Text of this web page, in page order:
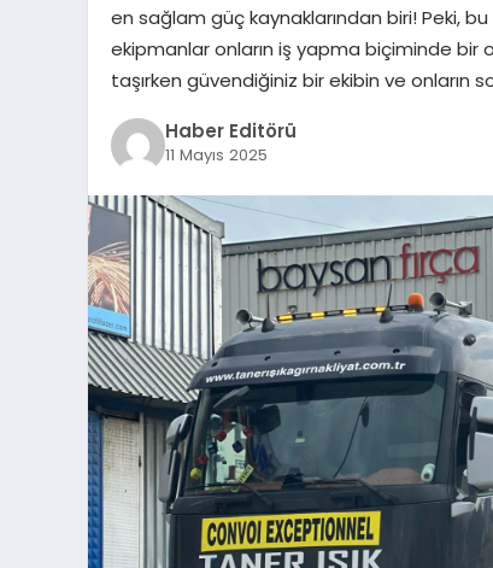
en sağlam güç kaynaklarından biri! Peki,
ekipmanlar onların iş yapma biçiminde bir
taşırken güvendiğiniz bir ekibin ve onların
Haber Editörü
11 Mayıs 2025